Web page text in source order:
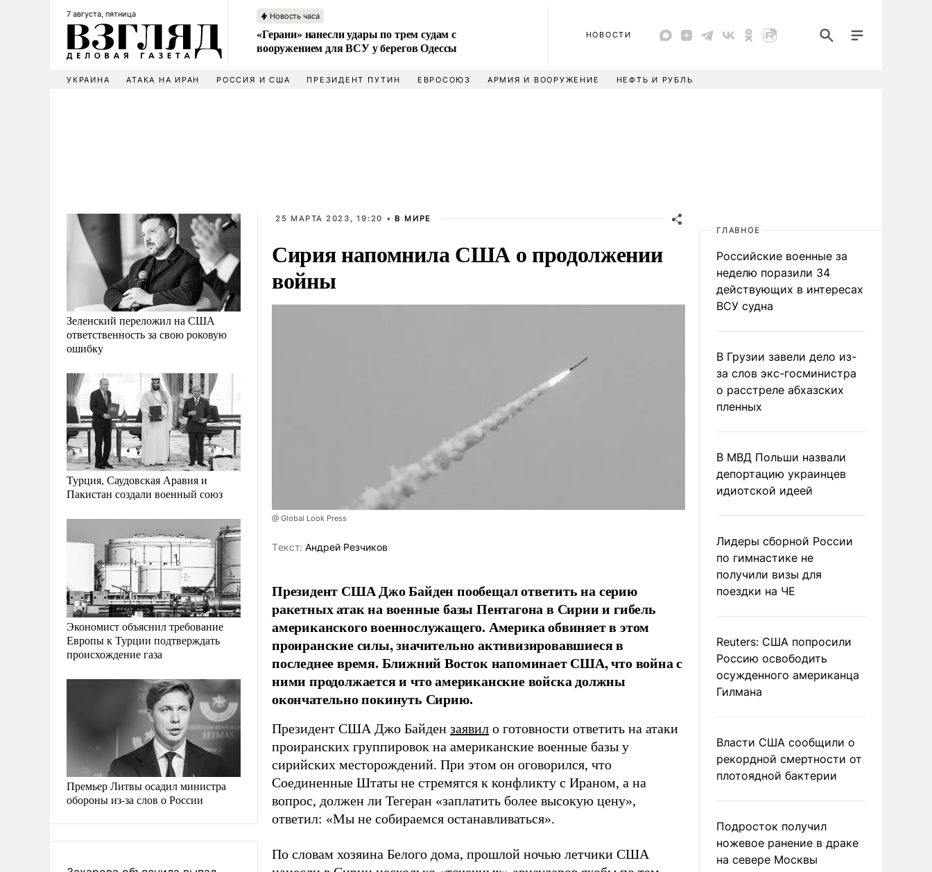
7 августа, пятница Новость часа
«Герани» нанесли удары по трем судам с
вооружением для ВСУ у берегов Одессы
НОВОСТИ
УКРАИНА АТАКА НА ИРАН РОССИЯ И США ПРЕЗИДЕНТ ПУТИН ЕВРОСОЮЗ АРМИЯ И ВООРУЖЕНИЕ НЕФТЬ И РУБЛЬ
Зеленский переложил на США
ответственность за свою роковую
ошибку
Турция, Саудовская Аравия и
Пакистан создали военный союз
Экономист объяснил требование
Европы к Турции подтверждать
происхождение газа
Премьер Литвы осадил министра
обороны из-за слов о России
25 МАРТА 2023, 19:20 • В МИРЕ
Сирия напомнила США о продолжении
войны
@ Global Look Press
Tекст: Андрей Резчиков
Президент США Джо Байден пообещал ответить на серию
ракетных атак на военные базы Пентагона в Сирии и гибель
американского военнослужащего. Америка обвиняет в этом
проиранские силы, значительно активизировавшиеся в
последнее время. Ближний Восток напоминает США, что война с
ними продолжается и что американские войска должны
окончательно покинуть Сирию.
Президент США Джо Байден заявил о готовности ответить на атаки
проиранских группировок на американские военные базы у
сирийских месторождений. При этом он оговорился, что
Соединенные Штаты не стремятся к конфликту с Ираном, а на
вопрос, должен ли Тегеран «заплатить более высокую цену»,
ответил: «Мы не собираемся останавливаться».
По словам хозяина Белого дома, прошлой ночью летчики США
ГЛАВНОЕ
Российские военные за
неделю поразили 34
действующих в интересах
ВСУ судна
В Грузии завели дело из-
за слов экс-госминистра
о расстреле абхазских
пленных
В МВД Польши назвали
депортацию украинцев
идиотской идеей
Лидеры сборной России
по гимнастике не
получили визы для
поездки на ЧЕ
Reuters: США попросили
Россию освободить
осужденного американца
Гилмана
Власти США сообщили о
рекордной смертности от
плотоядной бактерии
Подросток получил
ножевое ранение в драке
на севере Москвы